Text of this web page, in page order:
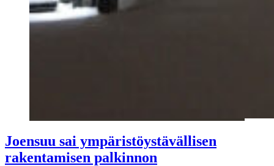
Joensuu sai ympäristöystävällisen
rakentamisen palkinnon